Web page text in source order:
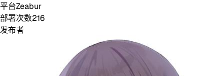
平台Zeabur
部署次数216
发布者